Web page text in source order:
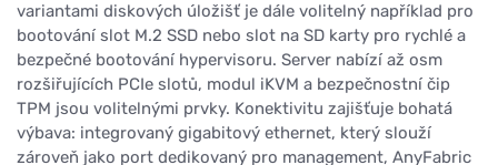
variantami diskových úložišť je dále volitelný například pro
bootování slot M.2 SSD nebo slot na SD karty pro rychlé a
bezpečné bootování hypervisoru. Server nabízí až osm
rozšiřujících PCIe slotů, modul iKVM a bezpečnostní čip
TPM jsou volitelnými prvky. Konektivitu zajišťuje bohatá
výbava: integrovaný gigabitový ethernet, který slouží
zároveň jako port dedikovaný pro management, AnyFabric